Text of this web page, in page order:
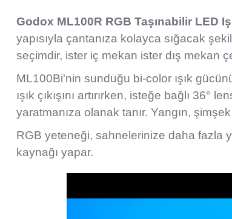
Godox ML100R RGB Taşınabilir LED
yapısıyla çantanıza kolayca sığacak
seçimdir, ister iç mekan ister dış mekan
ML100Bi'nin sunduğu bi-color ışık
ışık çıkışını artırırken, isteğe bağlı
yaratmanıza olanak tanır. Yangın,
RGB yeteneği, sahnelerinize daha fazla
kaynağı yapar.